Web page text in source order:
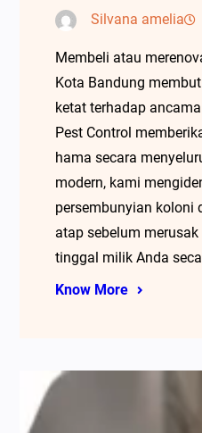
Silvana amelia
Membeli atau
Kota Bandung
ketat terhadap
Pest Control
hama secara
modern, kami
persembunyian koloni
atap sebelum
tinggal milik Anda
Know More